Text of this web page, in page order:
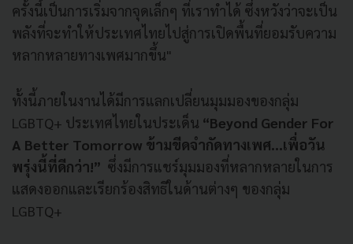
ครั้งนี้เป็นการเริ่มจากจุดเล็กๆ ที่เราทำได้ ซึ่งหวังว่าจะเป็น
พลังที่จะทำให้ประเทศไทยไปสู่การเปิดพื้นที่ยอมรับความ
หลากหลายทางเพศมากขึ้น"
ทั้งนี้ภายในงานได้มีการแลกเปลี่ยนมุมมองของกลุ่ม
LGBTQ+ ประเทศไทยในประเด็น “Beyond Gender For
A Better Tomorrow ข้ามขีดจำกัดทางเพศ...เพื่อวัน
พรุ่งนี้ที่ดีกว่า!” ซึ่งมีการแชร์มุมมองที่หลากหลายในการ
แสดงออกและเรียกร้องสิทธิในด้านต่างๆ ของกลุ่ม
LGBTQ+